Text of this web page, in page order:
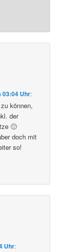
03:04 Uhr:
können,
der
🙂
doch mit
so!
Uhr: